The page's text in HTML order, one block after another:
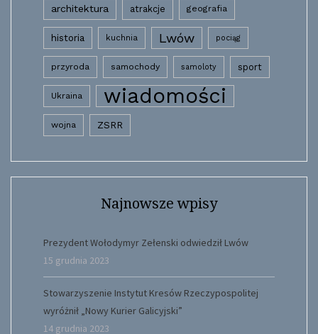
architektura atrakcje geografia
historia kuchnia Lwów pociąg
przyroda samochody samoloty sport
Ukraina wiadomości
wojna ZSRR
Najnowsze wpisy
Prezydent Wołodymyr Zełenski odwiedził Lwów
15 grudnia 2023
Stowarzyszenie Instytut Kresów Rzeczypospolitej
wyróżnił „Nowy Kurier Galicyjski”
14 grudnia 2023